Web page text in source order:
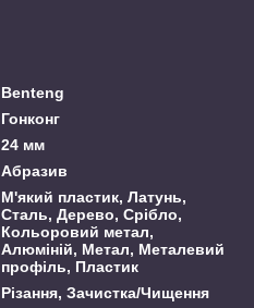
Benteng
Гонконг
24 мм
Абразив
М'який пластик, Латунь,
Сталь, Дерево, Срібло,
Кольоровий метал,
Алюміній, Метал, Металевий
профіль, Пластик
Різання, Зачистка/Чищення